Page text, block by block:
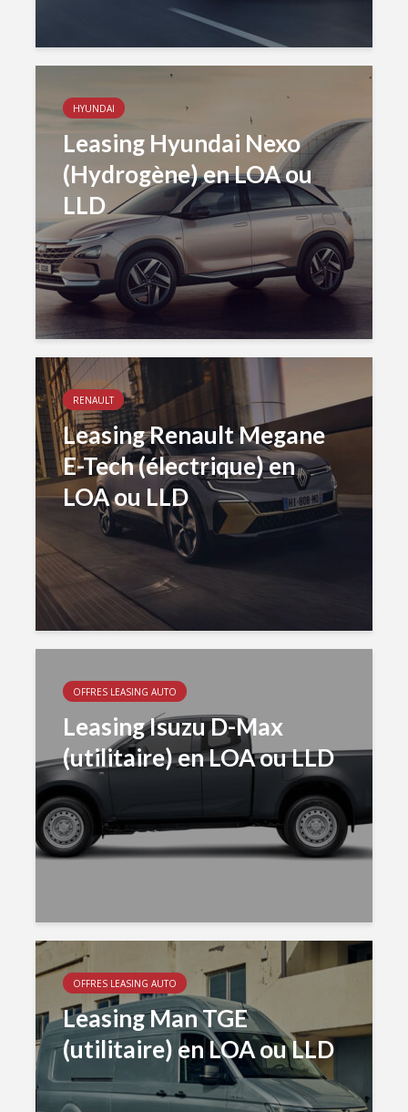
HYUNDAI
Leasing Hyundai Nexo
(Hydrogène) en LOA ou
LLD
RENAULT
Leasing Renault Megane
E-Tech (électrique) en
LOA ou LLD
OFFRES LEASING AUTO
Leasing Isuzu D-Max
(utilitaire) en LOA ou LLD
OFFRES LEASING AUTO
Leasing Man TGE
(utilitaire) en LOA ou LLD